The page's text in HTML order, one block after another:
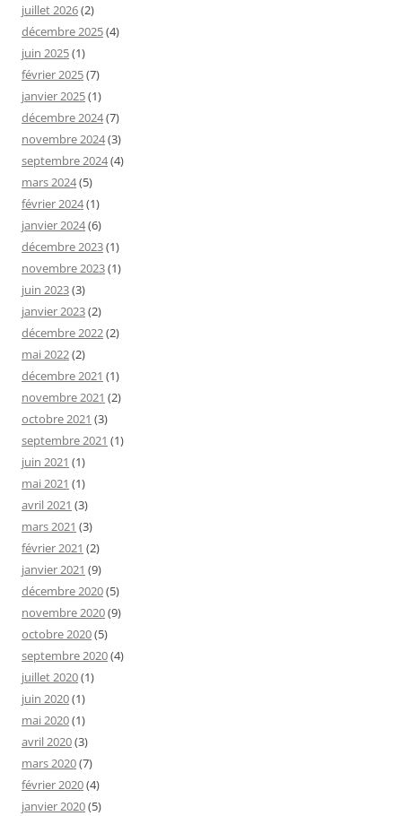
juillet 2026(2)
décembre 2025(4)
juin 2025(1)
février 2025(7)
janvier 2025(1)
décembre 2024(7)
novembre 2024(3)
septembre 2024(4)
mars 2024(5)
février 2024(1)
janvier 2024(6)
décembre 2023(1)
novembre 2023(1)
juin 2023(3)
janvier 2023(2)
décembre 2022(2)
mai 2022(2)
décembre 2021 (1)
novembre 2021 (2)
octobre 2021 (3)
septembre 2021 (1)
juin 2021 (1)
mai 2021 (1)
avril 2021 (3)
mars 2021 (3)
février 2021 (2)
janvier 2021 (9)
décembre 2020(5)
novembre 2020(9)
octobre 2020(5)
septembre 2020(4)
juillet 2020(1)
juin 2020(1)
mai 2020(1)
avril 2020(3)
mars 2020(7)
février 2020(4)
janvier 2020(5)